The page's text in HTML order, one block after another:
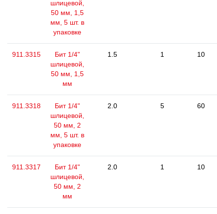
шлицевой,
50 мм, 1,5
мм, 5 шт. в
упаковке
911.3315
Бит 1/4"
шлицевой,
50 мм, 1,5
мм
1.5 1 10
911.3318
Бит 1/4"
шлицевой,
50 мм, 2
мм, 5 шт. в
упаковке
2.0 5 60
911.3317
Бит 1/4"
шлицевой,
50 мм, 2
мм
2.0 1 10